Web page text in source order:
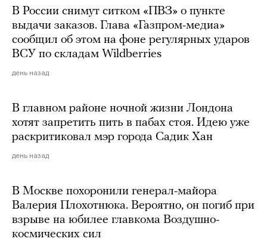
В России снимут ситком «ПВЗ» о пункте
выдачи заказов. Глава «Газпром-медиа»
сообщил об этом на фоне регулярных ударов
ВСУ по складам Wildberries
день назад
В главном районе ночной жизни Лондона
хотят запретить пить в пабах стоя. Идею уже
раскритиковал мэр города Садик Хан
день назад
В Москве похоронили генерал-майора
Валерия Плохотнюка. Вероятно, он погиб при
взрыве на юбилее главкома Воздушно-
космических сил